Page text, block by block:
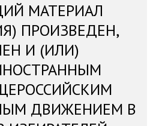
МАТЕРИАЛ
ПРОИЗВЕДЕН,
И (ИЛИ)
ДВИЖЕНИЕМ В